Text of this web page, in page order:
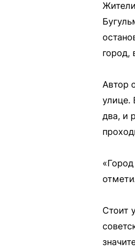
город,
Автор
улице.
два, и
Стоит